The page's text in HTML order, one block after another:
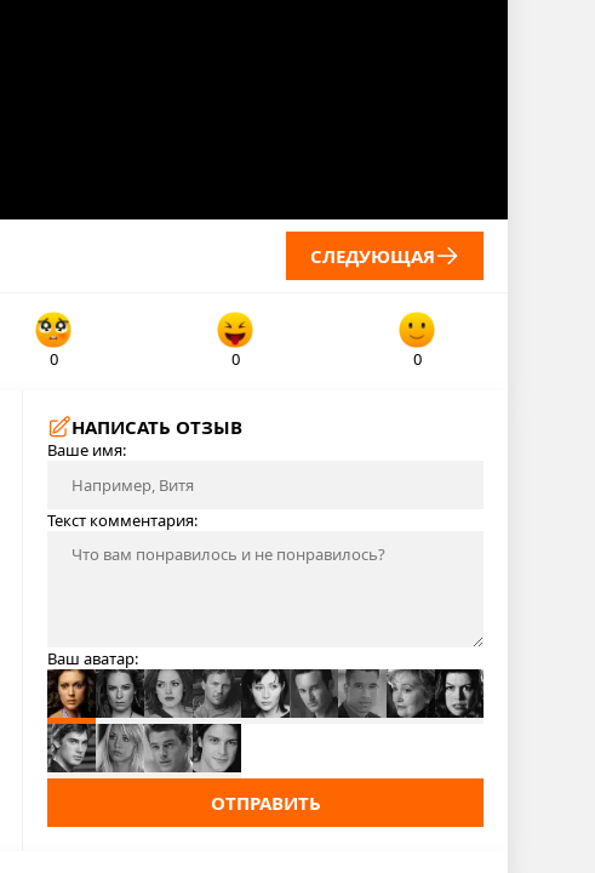
СЛЕДУЮЩАЯ
0 0 0
НАПИСАТЬ ОТЗЫВ
Ваше имя:
Текст комментария:
Ваш аватар:
ОТПРАВИТЬ